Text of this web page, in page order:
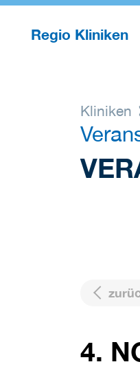
Regio Kliniken
Kliniken
4.